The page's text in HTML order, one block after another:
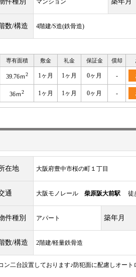
マンション
数/構造 4階建/S造(鉄骨造)
専有面積 敷金 礼金 保証金 償却
39.76ｍ2 1ヶ月 1ヶ月 0ヶ月 -
36ｍ2 1ヶ月 1ヶ月 0ヶ月 -
在地 大阪府豊中市桜の町１丁目
通 大阪モノレール 柴原阪大前駅 徒
件種別 アパート 築年月
数/構造 2階建/軽量鉄骨造
二台設置しております♪防犯面に配慮しオー